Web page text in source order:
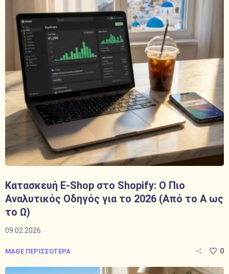
Κατασκευή E-Shop στο Shopify: Ο Πιο
Αναλυτικός Οδηγός για το 2026 (Από το Α ως
το Ω)
09.02.2026
ΜΑΘΕ ΠΕΡΙΣΣΟΤΕΡΑ 0